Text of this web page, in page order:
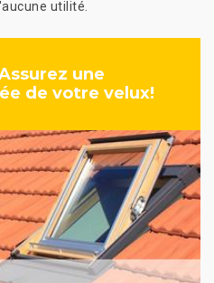
utilité.
une
de votre velux!